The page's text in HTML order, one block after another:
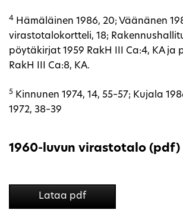
4 Hämäläinen 1986, 20; Väänänen
virastotalokortteli, 18;
pöytäkirjat 1959 RakH III Ca:4, KA ja
RakH III Ca:8, KA.
5 Kinnunen 1974, 14, 55–57; Kujala
1972, 38–39
1960-luvun virastotalo (pdf)
Lataa pdf